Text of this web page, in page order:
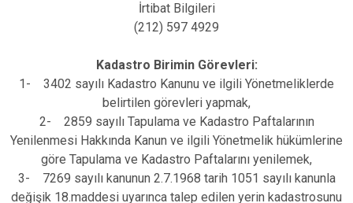
Beyoğlu
Çatalca
Esenler
Eyüpsultan
Kartal
Küçükçekmece
Maltepe
Pendik
Sarıyer
Şile
Silivri
Şişli
Başakşehir
Beylikdüzü
Çekmeköy
Esenyurt
Sancaktepe
Sultangazi
İrtibat Bilgileri
(212) 597 4929
Kadastro Birimin Görevleri:
1- 3402 sayılı Kadastro Kanunu ve ilgili Yönetmeliklerde
belirtilen görevleri yapmak,
2- 2859 sayılı Tapulama ve Kadastro Paftalarının
Yenilenmesi Hakkında Kanun ve ilgili Yönetmelik hükümlerine
göre Tapulama ve Kadastro Paftalarını yenilemek,
3- 7269 sayılı kanunun 2.7.1968 tarih 1051 sayılı kanunla
değişik 18.maddesi uyarınca talep edilen yerin kadastrosunu